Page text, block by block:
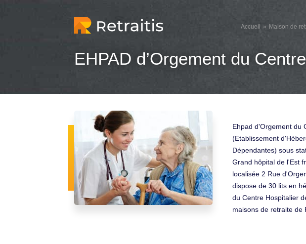
Accueil Maison de
EHPAD d’Orgement du
Ehpad d'Orgement du
(Etablissement
Dépendantes) sous
Grand hôpital de l'Est
localisée 2 Rue
dispose de 30 lits en
du Centre Hospitalier
maisons de retraite de